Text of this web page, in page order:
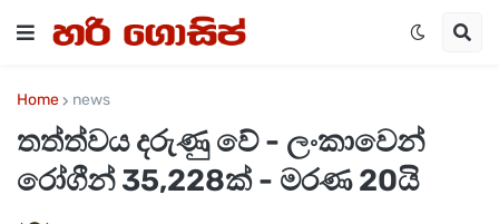
Home news
තත්ත්වය දරුණු වේ - ලංකාවෙන්
රෝගීන් 35,228ක් - මරණ 20යි